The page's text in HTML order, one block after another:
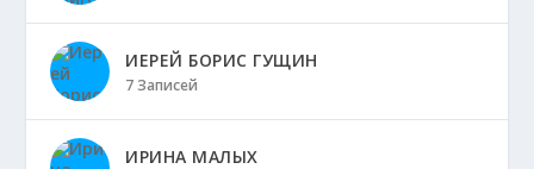
ИЕРЕЙ БОРИС ГУЩИН
7 Записей
ИРИНА МАЛЫХ